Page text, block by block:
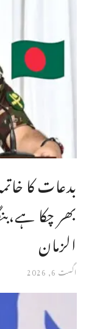
بدعات کا
بھر چکا
الزمان
اگست 6, 2026